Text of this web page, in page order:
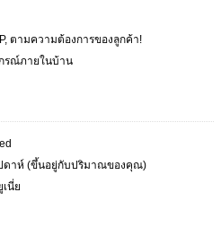
ตามความต้องการของลูกค้า!
รณ์ภายในบ้าน
ดาห์ (ขึ้นอยู่กับปริมาณของคุณ)
เนี่ย